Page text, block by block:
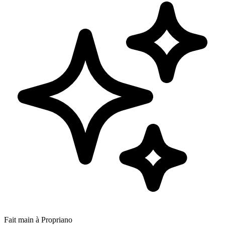
Fait main à Propriano